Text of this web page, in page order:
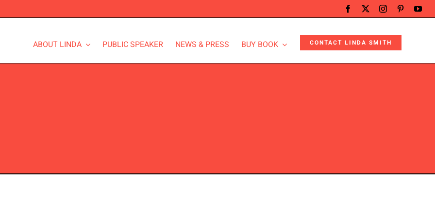
ABOUT LINDA PUBLIC SPEAKER NEWS & PRESS BUY BOOK CONTACT LINDA SMITH